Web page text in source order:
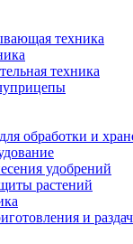
техника
техника
обработки и
удобрений
растений
и